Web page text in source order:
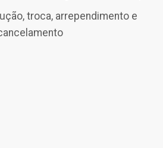
troca, arrependimento e